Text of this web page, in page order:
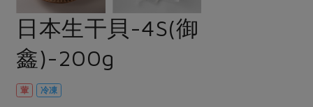
美妝保養
家庭清潔 織品
日用品
防災用品
主題食譜
異國料理
養身食補
2024農業發展計畫年度報告
更多議題活動
把最好的台灣味帶回家！
生活者e週報
綠主張月刊
典藏閱覽室
社務專區
選舉專區
最新消息
日本生干貝-4S(御
鑫)-200g
葷 冷凍